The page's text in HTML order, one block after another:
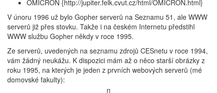
OMICRON {http://jupiter.felk.cvut.cz/html/OMICRON.html}
V únoru 1996 už bylo Gopher serverů na Seznamu 51, ale WWW
serverů již přes stovku. Takže i na českém Internetu předstihl
WWW službu Gopher někdy v roce 1995.
Ze serverů, uvedených na seznamu zdrojů CESnetu v roce 1994,
vám žádný neukážu. K dispozici mám až o něco starší obrázky z
roku 1995, na kterých je jeden z prvních webových serverů (mé
domovské fakulty):